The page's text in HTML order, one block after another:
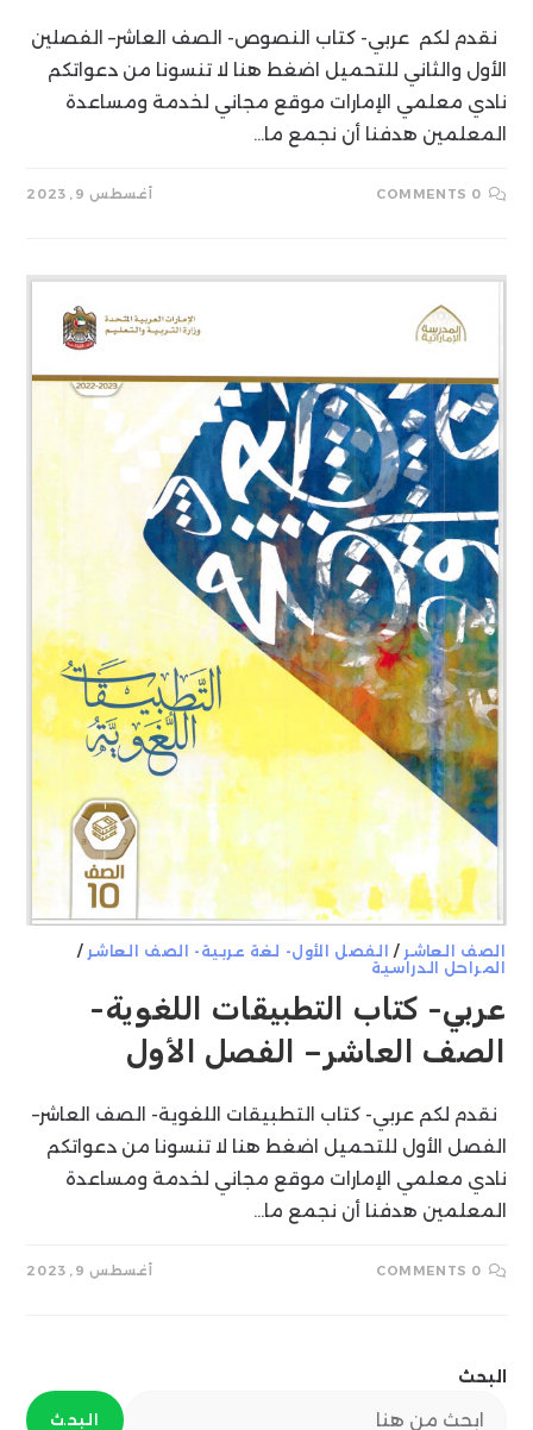
نقدم لكم عربي- كتاب النصوص- الصف العاشر– الفصلين
الأول والثاني للتحميل اضغط هنا لا تنسونا من دعواتكم
نادي معلمي الإمارات موقع مجاني لخدمة ومساعدة
المعلمين هدفنا أن نجمع ما…
0 COMMENTS أغسطس 9, 2023
الصف العاشر / الفصل الأول- لغة عربية- الصف العاشر /
المراحل الدراسية
عربي- كتاب التطبيقات اللغوية-
الصف العاشر– الفصل الأول
نقدم لكم عربي- كتاب التطبيقات اللغوية- الصف العاشر–
الفصل الأول للتحميل اضغط هنا لا تنسونا من دعواتكم
نادي معلمي الإمارات موقع مجاني لخدمة ومساعدة
المعلمين هدفنا أن نجمع ما…
0 COMMENTS أغسطس 9, 2023
البحث
البحث